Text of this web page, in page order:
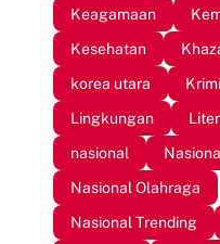
Keagamaan
Kesehatan
korea utara
Lingkungan
nasional
Nasional Olahraga
Nasional Trending